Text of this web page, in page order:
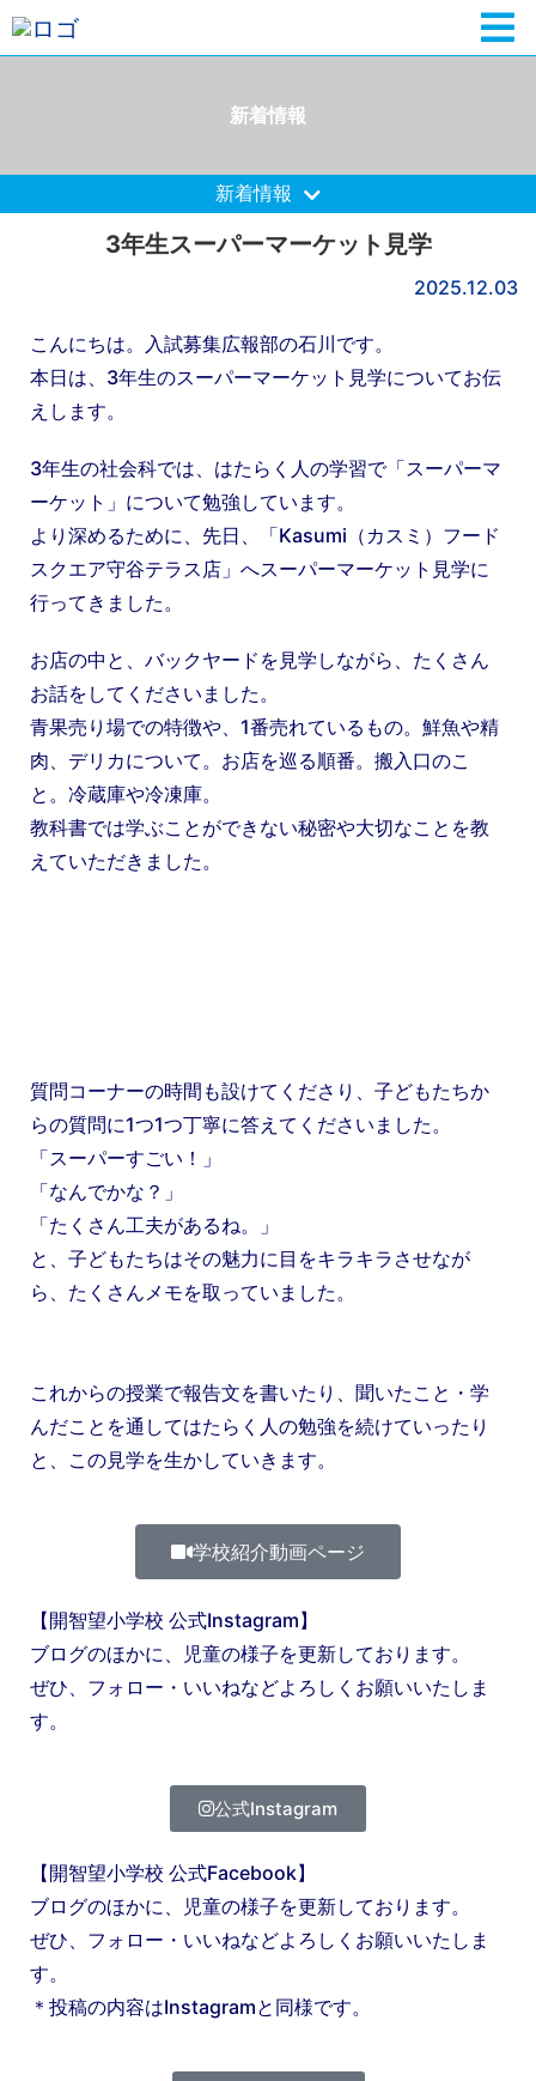
新着情報
新着情報
3年生スーパーマーケット見学
2025.12.03
こんにちは。入試募集広報部の石川です。
本日は、3年生のスーパーマーケット見学についてお伝
えします。
3年生の社会科では、はたらく人の学習で「スーパーマ
ーケット」について勉強しています。
より深めるために、先日、「Kasumi（カスミ）フード
スクエア守谷テラス店」へスーパーマーケット見学に
行ってきました。
お店の中と、バックヤードを見学しながら、たくさん
お話をしてくださいました。
青果売り場での特徴や、1番売れているもの。鮮魚や精
肉、デリカについて。お店を巡る順番。搬入口のこ
と。冷蔵庫や冷凍庫。
教科書では学ぶことができない秘密や大切なことを教
えていただきました。
質問コーナーの時間も設けてくださり、子どもたちか
らの質問に1つ1つ丁寧に答えてくださいました。
「スーパーすごい！」
「なんでかな？」
「たくさん工夫があるね。」
と、子どもたちはその魅力に目をキラキラさせなが
ら、たくさんメモを取っていました。
これからの授業で報告文を書いたり、聞いたこと・学
んだことを通してはたらく人の勉強を続けていったり
と、この見学を生かしていきます。
学校紹介動画ページ
【開智望小学校 公式Instagram】
ブログのほかに、児童の様子を更新しております。
ぜひ、フォロー・いいねなどよろしくお願いいたしま
す。
公式Instagram
【開智望小学校 公式Facebook】
ブログのほかに、児童の様子を更新しております。
ぜひ、フォロー・いいねなどよろしくお願いいたしま
す。
＊投稿の内容はInstagramと同様です。